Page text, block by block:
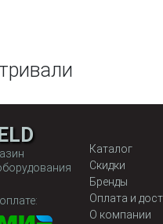
Каталог
Скидки
Бренды
Оплата и
О компании